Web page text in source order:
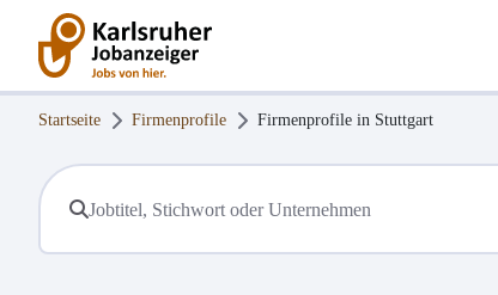
Startseite Firmenprofile Firmenprofile in Stuttgart